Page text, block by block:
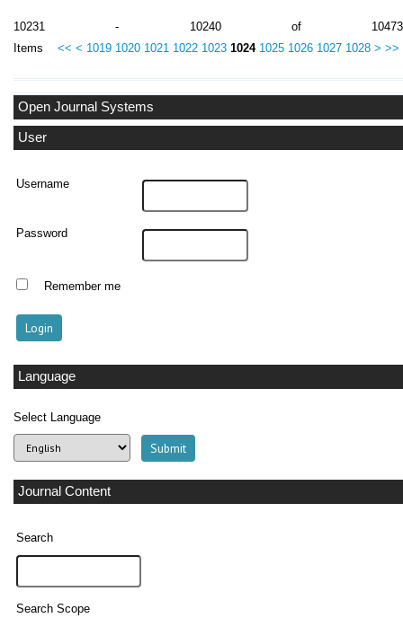
Open Journal Systems
User
Username
Password
Remember me
Language
Select Language
Journal Content
Search
Search Scope
10231 - 10240 of 10473
Items << < 1019 1020 1021 1022 1023 1024 1025 1026 1027 1028 > >>